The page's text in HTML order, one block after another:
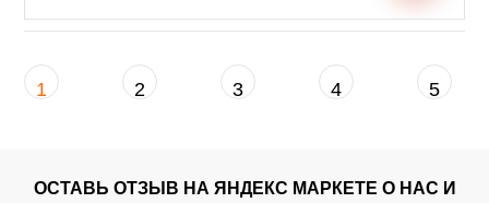
1 2 3 4 5
ОСТАВЬ ОТЗЫВ НА ЯНДЕКС МАРКЕТЕ О НАС И